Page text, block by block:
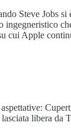
Steve Jobs
ingegneristico
cui Apple
libera da